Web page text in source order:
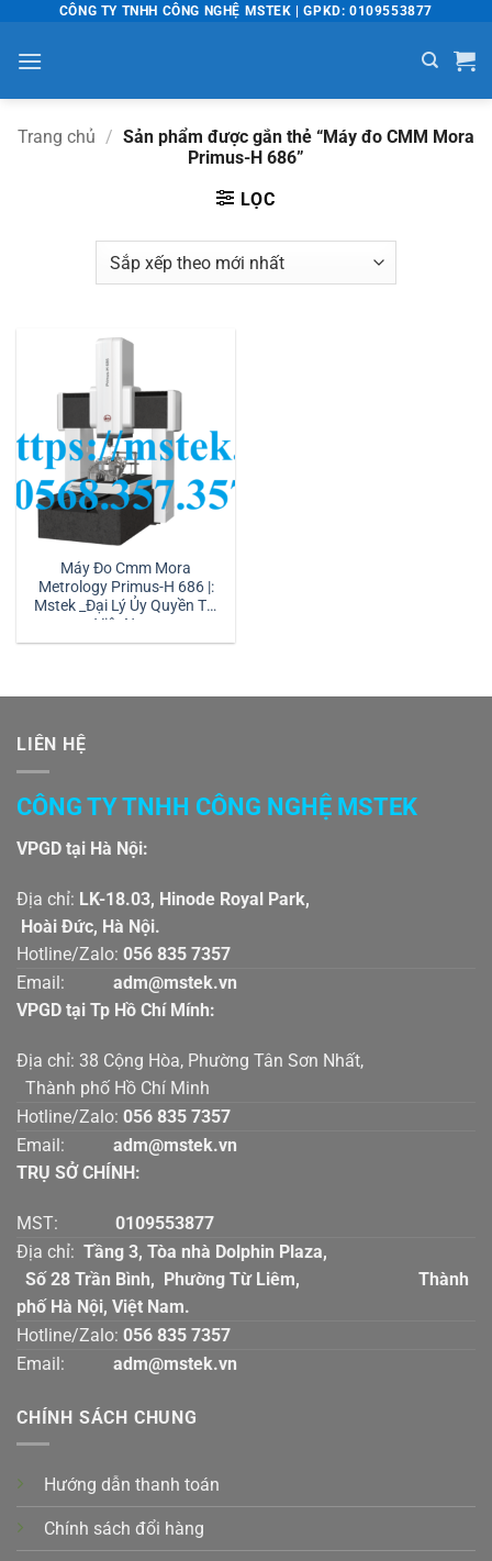
nội
dung
CÔNG TY TNHH CÔNG NGHỆ MSTEK | GPKD: 0109553877
Trang chủ / Sản phẩm được gắn thẻ “Máy đo CMM Mora
Primus-H 686”
LỌC
Máy Đo Cmm Mora
Metrology Primus-H 686 |:
Mstek _Đại Lý Ủy Quyền Tại
Việt Nam
LIÊN HỆ
CÔNG TY TNHH CÔNG NGHỆ MSTEK
VPGD tại Hà Nội:
Địa chỉ: LK-18.03, Hinode Royal Park,
Hoài Đức, Hà Nội.
Hotline/Zalo: 056 835 7357
Email:
adm@mstek.vn
VPGD tại Tp Hồ Chí Mính:
Địa chỉ: 38 Cộng Hòa, Phường Tân Sơn Nhất,
Thành phố Hồ Chí Minh
Hotline/Zalo: 056 835 7357
Email:
adm@mstek.vn
TRỤ SỞ CHÍNH:
MST: 0109553877
Địa chỉ: Tầng 3, Tòa nhà Dolphin Plaza,
Số 28 Trần Bình, Phường Từ Liêm, Thành
phố Hà Nội, Việt Nam.
Hotline/Zalo: 056 835 7357
Email:
adm@mstek.vn
CHÍNH SÁCH CHUNG
Hướng dẫn thanh toán
Chính sách đổi hàng